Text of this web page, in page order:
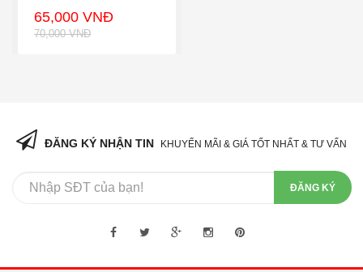
65,000 VNĐ
70,000 VNĐ
ĐĂNG KÝ NHẬN TIN KHUYẾN MÃI & GIÁ TỐT NHẤT & TƯ VẤN
ĐĂNG KÝ